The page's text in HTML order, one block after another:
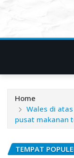
Home
Wаlеѕ dі
рuѕаt makanan
TEMPAT